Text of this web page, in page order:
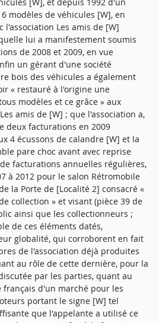
modèles de véhicules [W], en
Les amis de [W]
lui a manifestement soumis
de 2008 et 2009, en vue
un gérant d'une société
bois des véhicules a également
« restauré à l'origine une
modèles et ce grâce » aux
amis de [W] ; que l'association a,
deux facturations en 2009
4 écussons de calandre [W] et la
pare choc avant avec reprise
facturations annuelles régulières,
à 2012 pour le salon Rétromobile
la Porte de [Localité 2] consacré «
collection » et visant (pièce 39 de
ainsi que les collectionneurs ;
de ces éléments datés,
globalité, qui corroborent en fait
de l'association déjà produites
au rôle de cette dernière, pour la
par les parties, quant au
d'un marché pour les
portant le signe [W] tel
que l'appelante a utilisé ce